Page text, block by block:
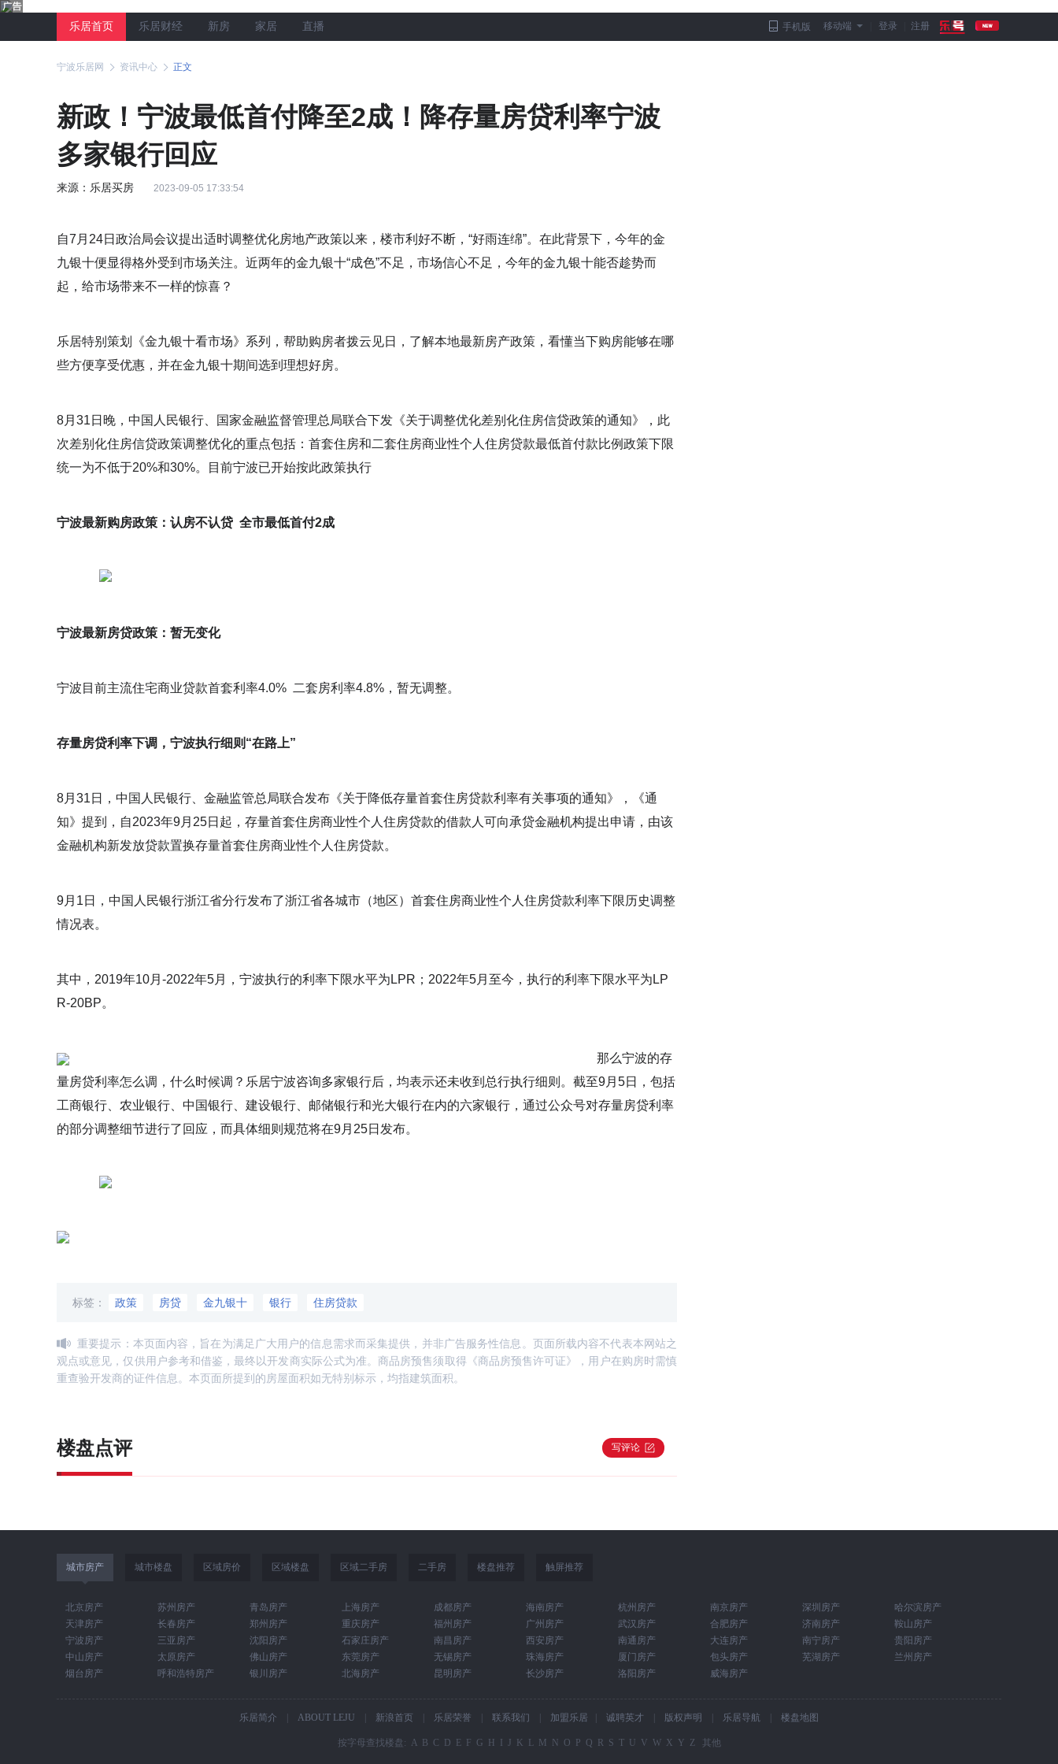
乐居首页 乐居财经 新房 家居 直播 手机版 移动端 登录 注册
宁波乐居网 资讯中心 正文
新政！宁波最低首付降至2成！降存量房贷利率宁波
多家银行回应
来源：乐居买房 2023-09-05 17:33:54
自7月24日政治局会议提出适时调整优化房地产政策以来，楼市利好不断，“好雨连绵”。在此背景下，今年的金
九银十便显得格外受到市场关注。近两年的金九银十“成色”不足，市场信心不足，今年的金九银十能否趁势而
起，给市场带来不一样的惊喜？
乐居特别策划《金九银十看市场》系列，帮助购房者拨云见日，了解本地最新房产政策，看懂当下购房能够在哪
些方便享受优惠，并在金九银十期间选到理想好房。
8月31日晚，中国人民银行、国家金融监督管理总局联合下发《关于调整优化差别化住房信贷政策的通知》，此
次差别化住房信贷政策调整优化的重点包括：首套住房和二套住房商业性个人住房贷款最低首付款比例政策下限
统一为不低于20%和30%。目前宁波已开始按此政策执行
宁波最新购房政策：认房不认贷 全市最低首付2成
宁波最新房贷政策：暂无变化
宁波目前主流住宅商业贷款首套利率4.0% 二套房利率4.8%，暂无调整。
存量房贷利率下调，宁波执行细则“在路上”
8月31日，中国人民银行、金融监管总局联合发布《关于降低存量首套住房贷款利率有关事项的通知》，《通
知》提到，自2023年9月25日起，存量首套住房商业性个人住房贷款的借款人可向承贷金融机构提出申请，由该
金融机构新发放贷款置换存量首套住房商业性个人住房贷款。
9月1日，中国人民银行浙江省分行发布了浙江省各城市（地区）首套住房商业性个人住房贷款利率下限历史调整
情况表。
其中，2019年10月-2022年5月，宁波执行的利率下限水平为LPR；2022年5月至今，执行的利率下限水平为LP
R-20BP。
那么宁波的存
量房贷利率怎么调，什么时候调？乐居宁波咨询多家银行后，均表示还未收到总行执行细则。截至9月5日，包括
工商银行、农业银行、中国银行、建设银行、邮储银行和光大银行在内的六家银行，通过公众号对存量房贷利率
的部分调整细节进行了回应，而具体细则规范将在9月25日发布。
标签： 政策 房贷 金九银十 银行 住房贷款
重要提示：本页面内容，旨在为满足广大用户的信息需求而采集提供，并非广告服务性信息。页面所载内容不代表本网站之
观点或意见，仅供用户参考和借鉴，最终以开发商实际公式为准。商品房预售须取得《商品房预售许可证》，用户在购房时需慎
重查验开发商的证件信息。本页面所提到的房屋面积如无特别标示，均指建筑面积。
楼盘点评 写评论
城市房产 城市楼盘 区域房价 区域楼盘 区域二手房 二手房 楼盘推荐 触屏推荐
北京房产 苏州房产 青岛房产 上海房产 成都房产 海南房产 杭州房产 南京房产 深圳房产
哈尔滨房产
天津房产
长春房产 郑州房产 重庆房产 福州房产 广州房产 武汉房产 合肥房产 济南房产
鞍山房产
宁波房产
三亚房产 沈阳房产 石家庄房产 南昌房产 西安房产 南通房产 大连房产 南宁房产
贵阳房产
中山房产
太原房产 佛山房产 东莞房产 无锡房产 珠海房产 厦门房产 包头房产 芜湖房产
兰州房产
烟台房产
呼和浩特房产 银川房产 北海房产 昆明房产 长沙房产 洛阳房产 威海房产
乐居简介 ABOUT LEJU 新浪首页 乐居荣誉 联系我们 加盟乐居 诚聘英才 版权声明 乐居导航 楼盘地图
按字母查找楼盘: A B C D E F G H J K L M N O P Q R S T U V W X Y Z 其他